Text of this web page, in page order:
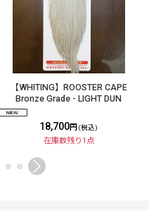
【WHITING】ROOSTER CAPE
Bronze Grade - LIGHT DUN
18,700円 (税込)
在庫数残り1点